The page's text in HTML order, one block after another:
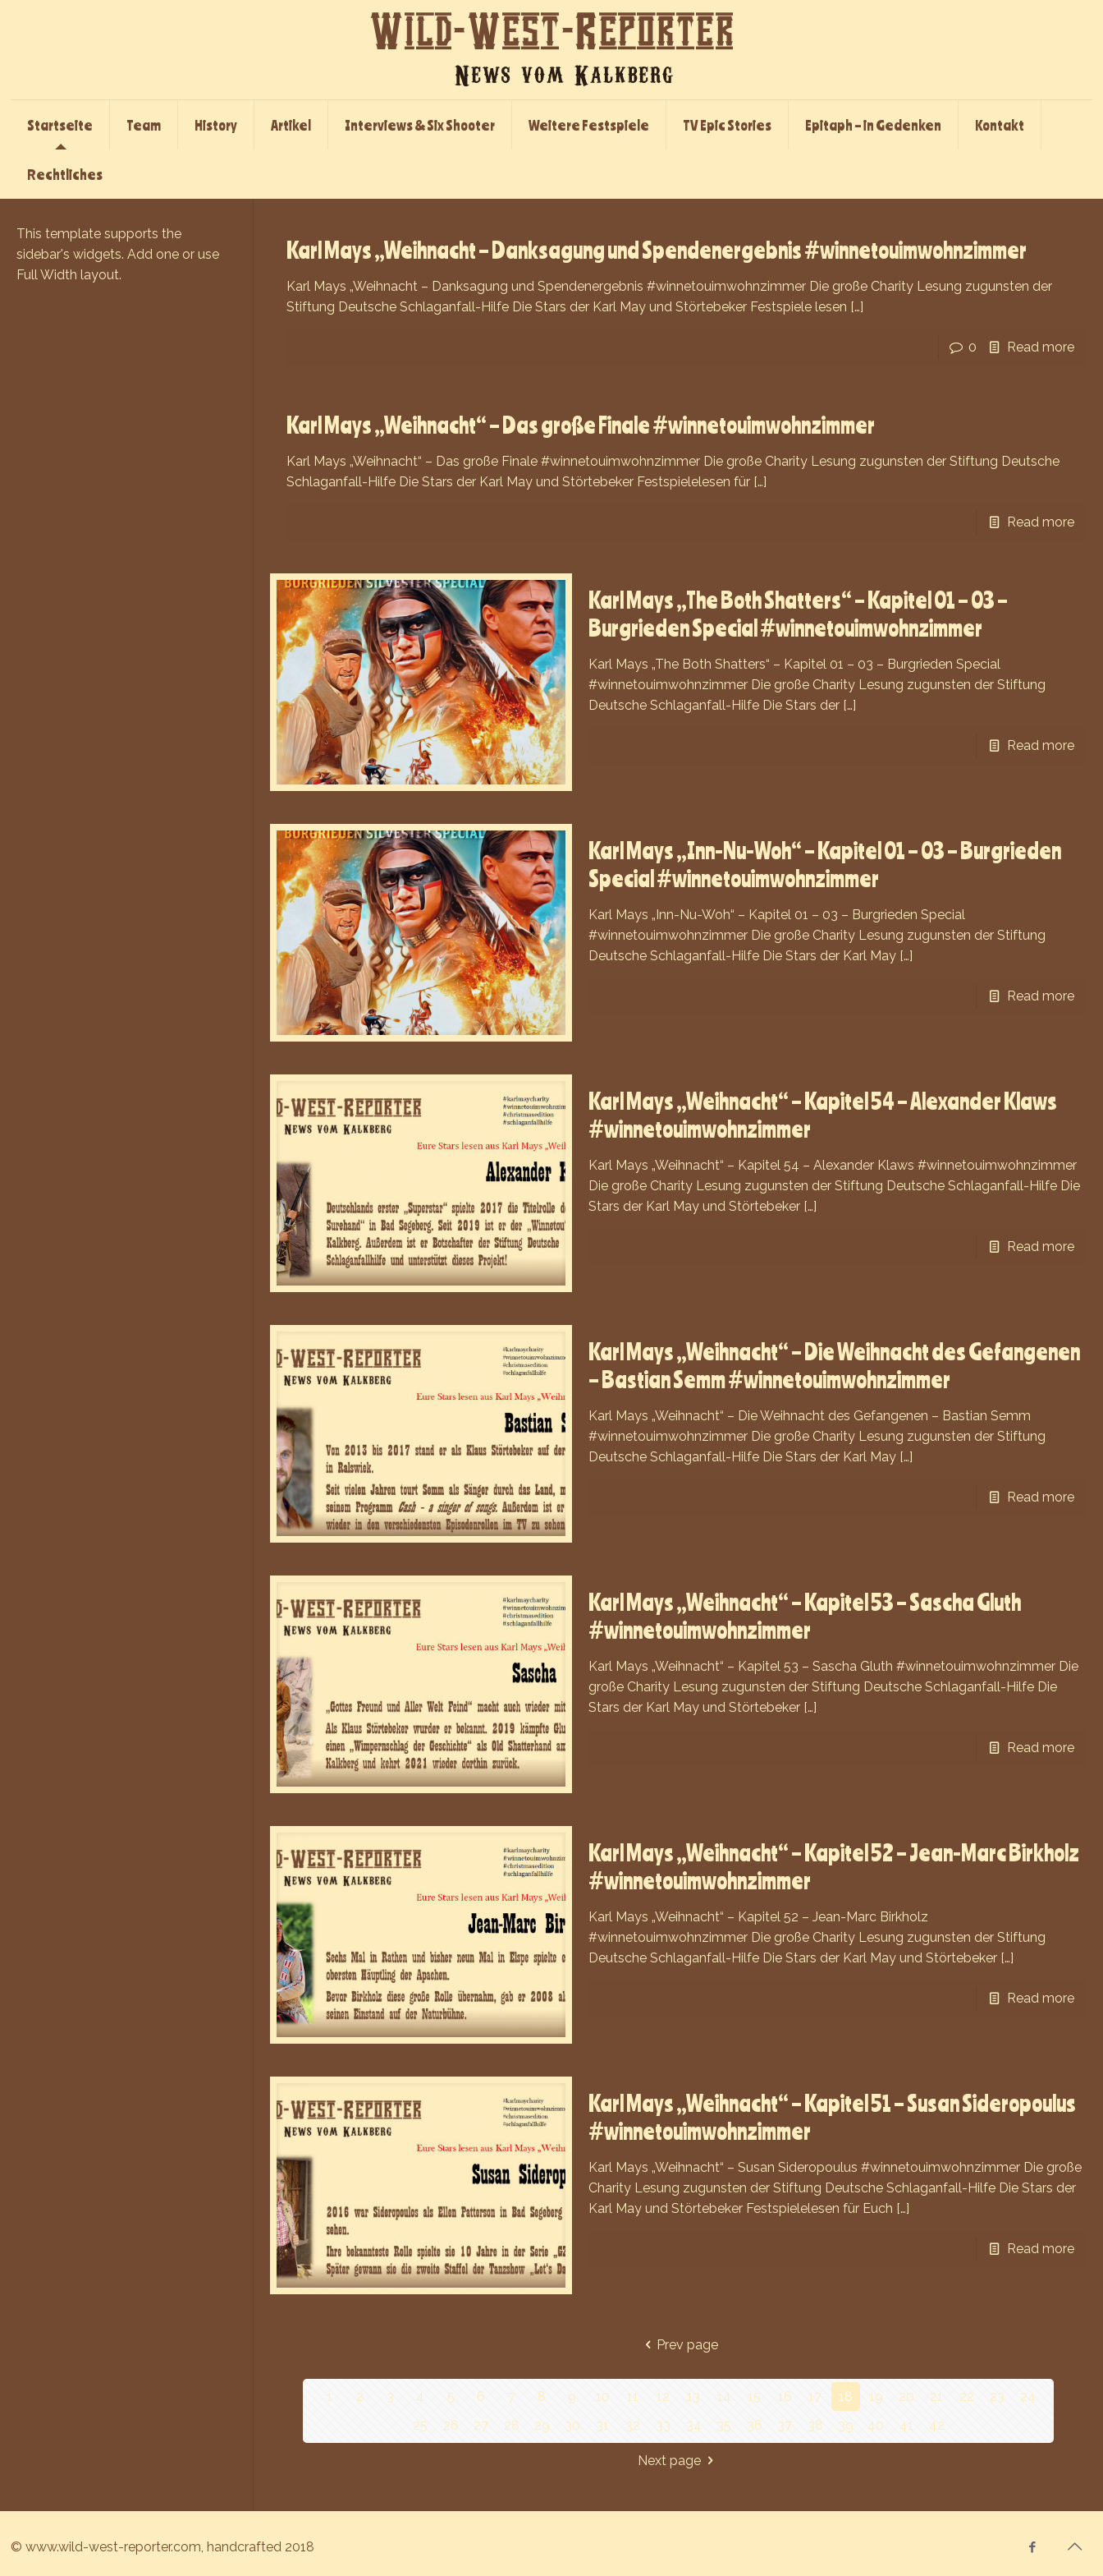
Startseite Team History Artikel Interviews & Six Shooter Weitere Festspiele TV Epic Stories Epitaph – in Gedenken Kontakt
Rechtliches
Karl Mays „Weihnacht – Danksagung und Spendenergebnis #winnetouimwohnzimmer
Karl Mays „Weihnacht – Danksagung und Spendenergebnis #winnetouimwohnzimmer Die große Charity Lesung zugunsten der
Stiftung Deutsche Schlaganfall-Hilfe Die Stars der Karl May und Störtebeker Festspiele lesen […]
0 Read more
Karl Mays „Weihnacht“ – Das große Finale #winnetouimwohnzimmer
Karl Mays „Weihnacht“ – Das große Finale #winnetouimwohnzimmer Die große Charity Lesung zugunsten der Stiftung Deutsche
Schlaganfall-Hilfe Die Stars der Karl May und Störtebeker Festspielelesen für […]
Read more
Karl Mays „The Both Shatters“ – Kapitel 01 – 03 –
Burgrieden Special #winnetouimwohnzimmer
Karl Mays „The Both Shatters“ – Kapitel 01 – 03 – Burgrieden Special
#winnetouimwohnzimmer Die große Charity Lesung zugunsten der Stiftung
Deutsche Schlaganfall-Hilfe Die Stars der […]
Read more
Karl Mays „Inn-Nu-Woh“ – Kapitel 01 – 03 – Burgrieden
Special #winnetouimwohnzimmer
Karl Mays „Inn-Nu-Woh“ – Kapitel 01 – 03 – Burgrieden Special
#winnetouimwohnzimmer Die große Charity Lesung zugunsten der Stiftung
Deutsche Schlaganfall-Hilfe Die Stars der Karl May […]
Read more
Karl Mays „Weihnacht“ – Kapitel 54 – Alexander Klaws
#winnetouimwohnzimmer
Karl Mays „Weihnacht“ – Kapitel 54 – Alexander Klaws #winnetouimwohnzimmer
Die große Charity Lesung zugunsten der Stiftung Deutsche Schlaganfall-Hilfe Die
Stars der Karl May und Störtebeker […]
Read more
Karl Mays „Weihnacht“ – Die Weihnacht des Gefangenen
– Bastian Semm #winnetouimwohnzimmer
Karl Mays „Weihnacht“ – Die Weihnacht des Gefangenen – Bastian Semm
#winnetouimwohnzimmer Die große Charity Lesung zugunsten der Stiftung
Deutsche Schlaganfall-Hilfe Die Stars der Karl May […]
Read more
Karl Mays „Weihnacht“ – Kapitel 53 – Sascha Gluth
#winnetouimwohnzimmer
Karl Mays „Weihnacht“ – Kapitel 53 – Sascha Gluth #winnetouimwohnzimmer Die
große Charity Lesung zugunsten der Stiftung Deutsche Schlaganfall-Hilfe Die
Stars der Karl May und Störtebeker […]
Read more
Karl Mays „Weihnacht“ – Kapitel 52 – Jean-Marc Birkholz
#winnetouimwohnzimmer
Karl Mays „Weihnacht“ – Kapitel 52 – Jean-Marc Birkholz
#winnetouimwohnzimmer Die große Charity Lesung zugunsten der Stiftung
Deutsche Schlaganfall-Hilfe Die Stars der Karl May und Störtebeker […]
Read more
Karl Mays „Weihnacht“ – Kapitel 51 – Susan Sideropoulus
#winnetouimwohnzimmer
Karl Mays „Weihnacht“ – Susan Sideropoulus #winnetouimwohnzimmer Die große
Charity Lesung zugunsten der Stiftung Deutsche Schlaganfall-Hilfe Die Stars der
Karl May und Störtebeker Festspielelesen für Euch […]
Read more
Prev page
1 2 3 4 5 6 7 8 9 10 11 12 13 14 15 16 17 18 19 20 21 22 23
24
25
26 27 28 29 30 31 32 33 34 35 36 37 38 39 40 41 42
Next page
This template supports the
sidebar's widgets. Add one or use
Full Width layout.
© www.wild-west-reporter.com, handcrafted 2018